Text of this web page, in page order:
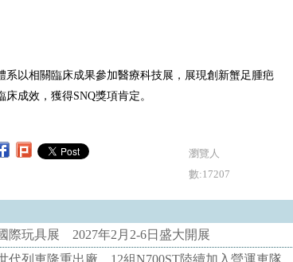
系以相關臨床成果參加醫療科技展，展現創新蟹足腫疤
床成效，獲得SNQ獎項肯定。
瀏覽人
數:17207
際玩具展 2027年2月2-6日盛大開展
代列車隆重出廠 12組N700ST陸續加入營運車隊